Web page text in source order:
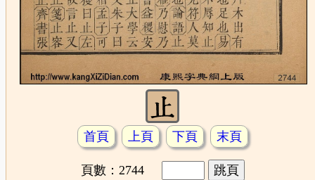
首頁 上頁 下頁 末頁
頁數：2744